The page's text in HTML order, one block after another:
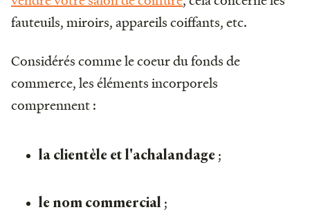
fauteuils, miroirs, appareils coiffants, etc.
Considérés comme le coeur du fonds de
commerce, les éléments incorporels
comprennent :
la clientèle et l'achalandage ;
le nom commercial ;